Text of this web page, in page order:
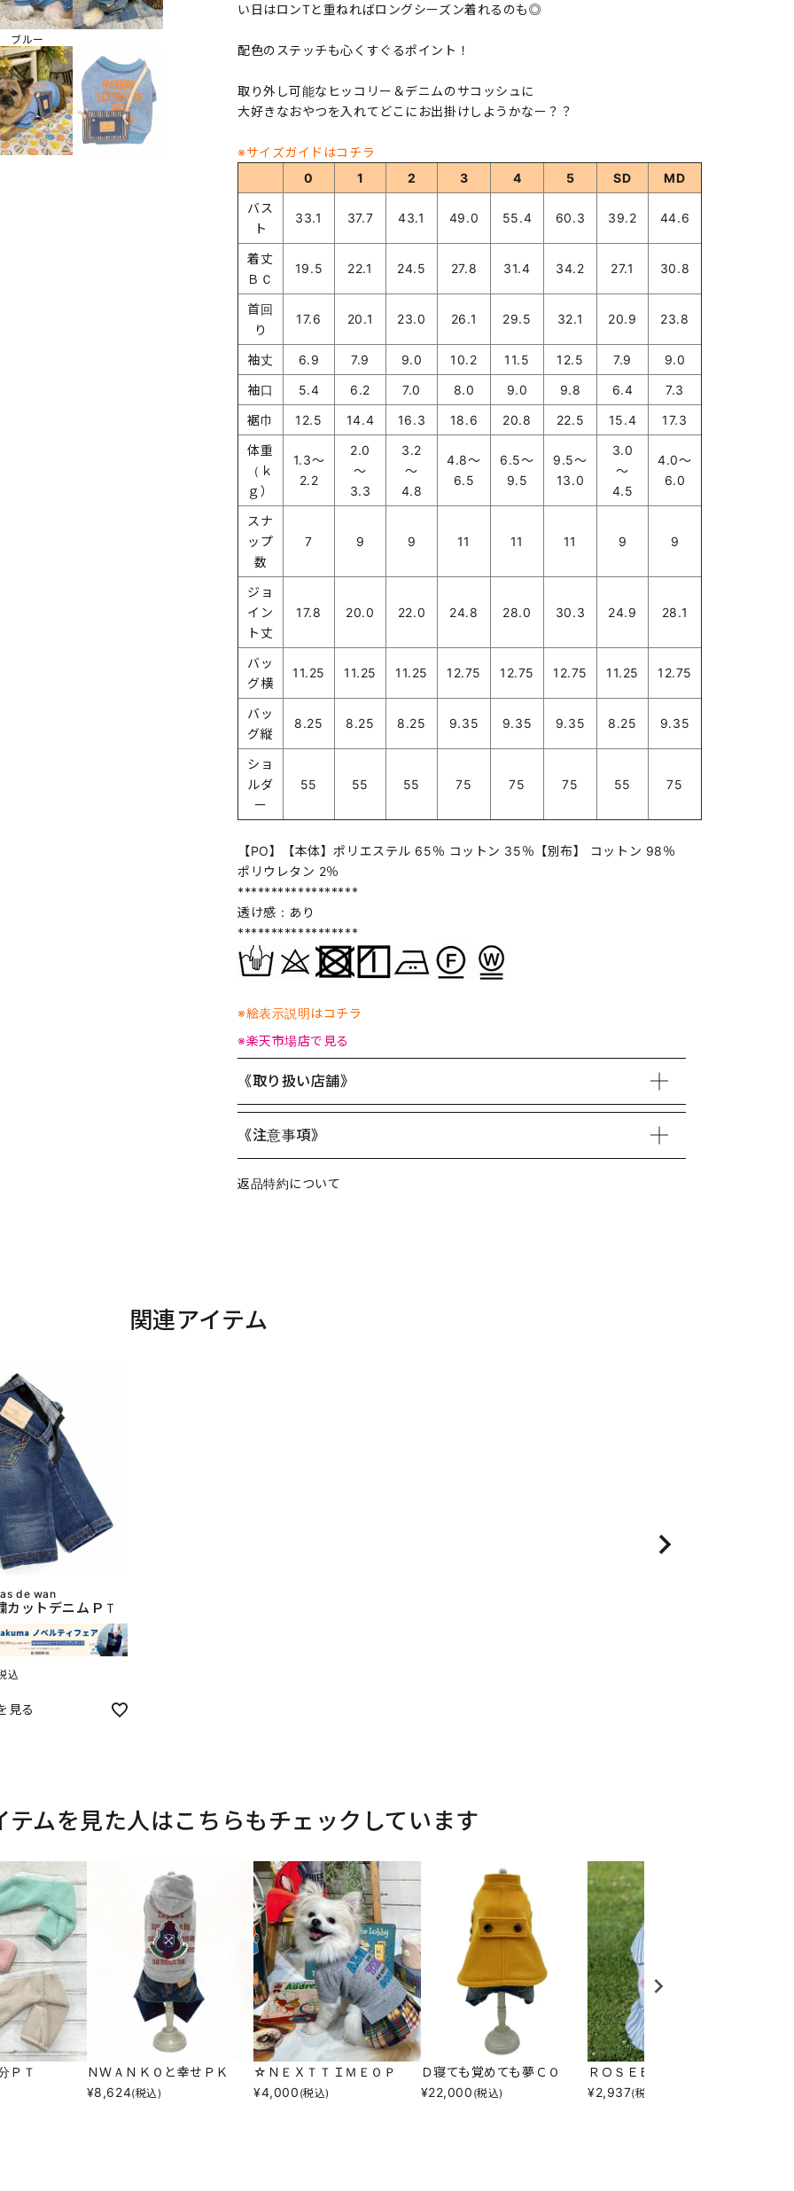
ブルー
い日はロンTと重ねればロングシーズン着れるのも◎
配色のステッチも心くすぐるポイント！
取り外し可能なヒッコリー＆デニムのサコッシュに
大好きなおやつを入れてどこにお出掛けしようかなー？？
※サイズガイドはコチラ
0
1 2 3 4 5 SD
MD
バス
ト
33.1 37.7 43.1 49.0 55.4 60.3 39.2 44.6
着丈
ＢＣ
19.5 22.1 24.5 27.8 31.4 34.2 27.1 30.8
首回
り
17.6 20.1 23.0 26.1 29.5 32.1 20.9 23.8
袖丈 6.9 7.9 9.0 10.2 11.5 12.5 7.9
9.0
袖口
5.4 6.2 7.0 8.0 9.0 9.8 6.4
7.3
裾巾
12.5 14.4 16.3 18.6 20.8 22.5 15.4
17.3
体重
（ｋ
ｇ）
1.3～
2.2
2.0
～
3.3
3.2
～
4.8
4.8～
6.5
6.5～
9.5
9.5～
13.0
3.0
～
4.5
4.0～
6.0
スナ
ップ
数
7 9 9 11 11 11 9 9
ジョ
イン
ト丈
17.8 20.0 22.0 24.8 28.0 30.3 24.9 28.1
バッ
グ横
11.25 11.25 11.25 12.75 12.75 12.75 11.25 12.75
バッ
グ縦
8.25 8.25 8.25 9.35 9.35 9.35 8.25 9.35
ショ
ルダ
ー
55 55 55 75 75 75 55 75
【PO】【本体】ポリエステル 65％ コットン 35％【別布】 コットン 98％
ポリウレタン 2％
******************
透け感：あり
******************
※絵表示説明はコチラ
※楽天市場店で見る
《取り扱い店舗》
《注意事項》
返品特約について
関連アイテム
de wan
カットデニムＰＴ
込
見る
テムを見た人はこちらもチェックしています
ＰＴ
ＮＷＡＮＫＯと幸せＰＫ
¥8,624(税込)
☆ＮＥＸＴＴＩＭＥＯＰ
¥4,000 (税込)
Ｄ寝ても覚めても夢ＣＯ
¥22,000 (税込)
ＲＯＳＥＢＯＷＬＯＰ
¥2,937(税込)